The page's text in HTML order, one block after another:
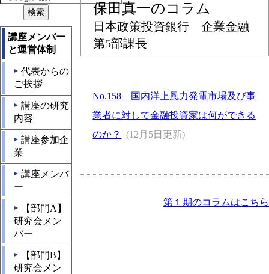
講座メンバー
と運営体制
▲ 代表からの
ご挨拶
▲ 講座の研究
内容
▲ 講座参加企
業
▲ 講座メンバ
ー
▲
【部門A】
研究会メン
バー
▲
【部門B】
研究会メン
保田真一のコラム
日本政策投資銀行 企業金融
第5部課長
No.158 国内洋上風力発電市場及び事
業者に対して金融投資家は何ができる
のか？
(12月5日更新)
第１期のコラムはこちら